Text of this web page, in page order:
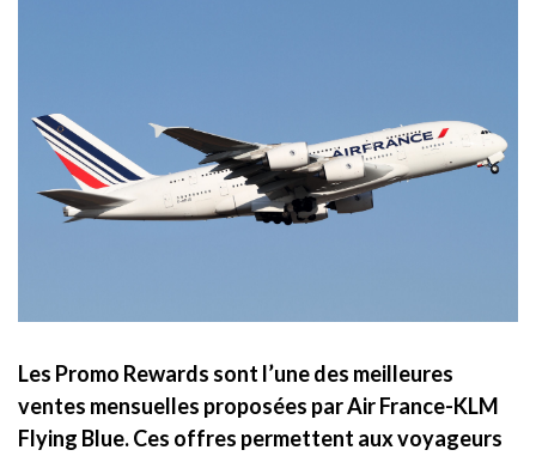
Les Promo Rewards sont l’une des meilleures
ventes mensuelles proposées par Air France-KLM
Flying Blue. Ces offres permettent aux voyageurs